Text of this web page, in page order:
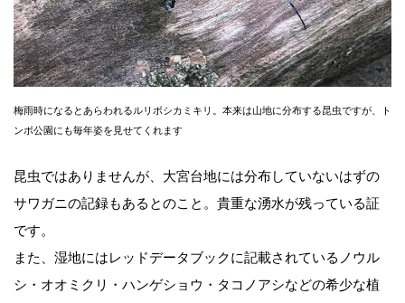
梅雨時になるとあらわれるルリボシカミキリ。本来は山地に分布する昆虫ですが、ト
ンボ公園にも毎年姿を見せてくれます
昆虫ではありませんが、大宮台地には分布していないはずの
サワガニの記録もあるとのこと。貴重な湧水が残っている証
です。
また、湿地にはレッドデータブックに記載されているノウル
シ・オオミクリ・ハンゲショウ・タコノアシなどの希少な植